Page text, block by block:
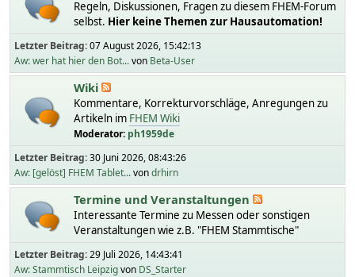
Regeln, Diskussionen, Fragen zu diesem FHEM-Forum
selbst. Hier keine Themen zur Hausautomation!
Letzter Beitrag:07 August 2026, 15:42:13
Aw: wer hat hier den Bot...von Beta-User
Wiki
Kommentare, Korrekturvorschläge, Anregungen zu
Artikeln im FHEM Wiki
Moderator: ph1959de
Letzter Beitrag:30 Juni 2026, 08:43:26
Aw: [gelöst] FHEM Tablet...vondrhirn
Termine und Veranstaltungen
Interessante Termine zu Messen oder sonstigen
Veranstaltungen wie z.B. "FHEM Stammtische"
Letzter Beitrag:29 Juli 2026, 14:43:41
Aw: Stammtisch Leipzigvon DS_Starter